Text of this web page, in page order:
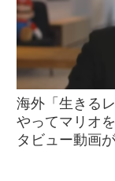
海外「生きる
やってマリオ
タビュー動画